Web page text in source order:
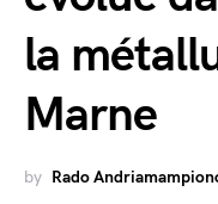
la
Marne
by Rado